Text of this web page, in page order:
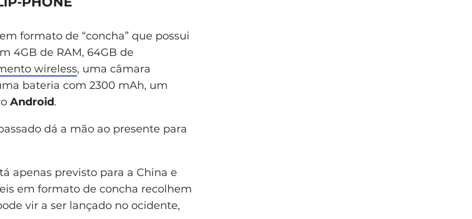
formato de “concha” que possui
4GB de RAM, 64GB de
wireless, uma câmara
bateria com 2300 mAh, um
Android.
dá a mão ao presente para
apenas previsto para a China e
em formato de concha recolhem
vir a ser lançado no ocidente,